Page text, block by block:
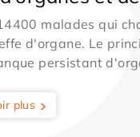
malades qui
d'organe. Le
persistant
plus